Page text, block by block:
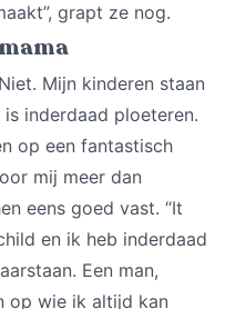
grapt ze nog.
Mijn kinderen staan
inderdaad ploeteren.
op een fantastisch
mij meer dan
eens goed vast. “It
en ik heb inderdaad
Een man,
op wie ik altijd kan